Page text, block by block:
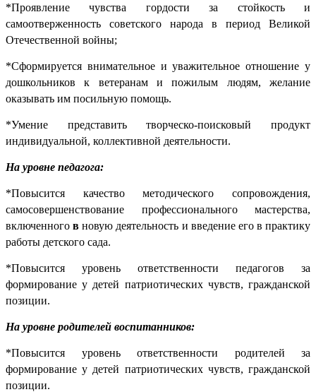
*Проявление чувства гордости за стойкость и
самоотверженность советского народа в период Великой
Отечественной войны;
*Сформируется внимательное и уважительное отношение у
дошкольников к ветеранам и пожилым людям, желание
оказывать им посильную помощь.
*Умение представить творческо-поисковый продукт
индивидуальной, коллективной деятельности.
На уровне педагога:
*Повысится качество методического сопровождения,
самосовершенствование профессионального мастерства,
включенноговновую деятельность и введение его в практику
работы детского сада.
*Повысится уровень ответственности педагогов за
формирование у детей патриотических чувств, гражданской
позиции.
На уровне родителей воспитанников:
*Повысится уровень ответственности родителей за
формирование у детей патриотических чувств, гражданской
позиции.